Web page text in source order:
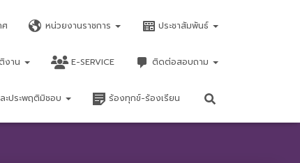
ศ หน่วยงานราชการ ประชาสัมพันธ์
งาน E-SERVICE ติดต่อสอบถาม
ะประพฤติมิชอบ ร้องทุกข์-ร้องเรียน